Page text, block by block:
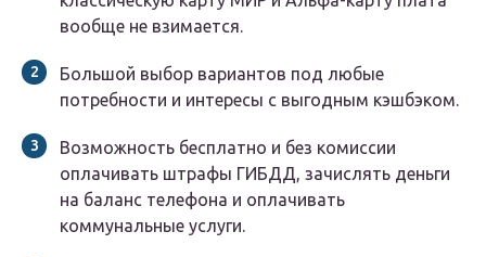
вообще не взимается.
Большой выбор вариантов под любые
потребности и интересы с выгодным кэшбэком.
Возможность бесплатно и без комиссии
оплачивать штрафы ГИБДД, зачислять деньги
на баланс телефона и оплачивать
коммунальные услуги.